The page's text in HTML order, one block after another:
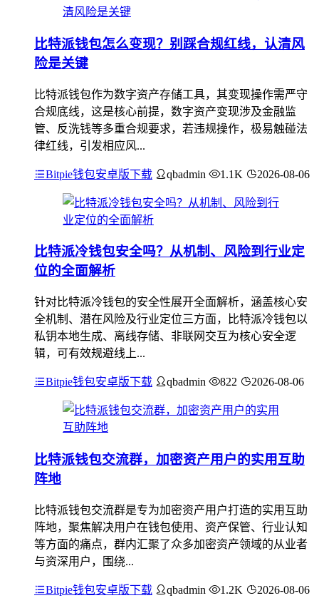
比特派钱包怎么变现？别踩合规红线，认清风
险是关键
比特派钱包作为数字资产存储工具，其变现操作需严守
合规底线，这是核心前提，数字资产变现涉及金融监
管、反洗钱等多重合规要求，若违规操作，极易触碰法
律红线，引发相应风...
Bitpie钱包安卓版下载 qbadmin 1.1K 2026-08-06
比特派冷钱包安全吗？从机制、风险到行业定
位的全面解析
针对比特派冷钱包的安全性展开全面解析，涵盖核心安
全机制、潜在风险及行业定位三方面，比特派冷钱包以
私钥本地生成、离线存储、非联网交互为核心安全逻
辑，可有效规避线上...
Bitpie钱包安卓版下载 qbadmin 822 2026-08-06
比特派钱包交流群，加密资产用户的实用互助
阵地
比特派钱包交流群是专为加密资产用户打造的实用互助
阵地，聚焦解决用户在钱包使用、资产保管、行业认知
等方面的痛点，群内汇聚了众多加密资产领域的从业者
与资深用户，围绕...
Bitpie钱包安卓版下载 qbadmin 1.2K 2026-08-06